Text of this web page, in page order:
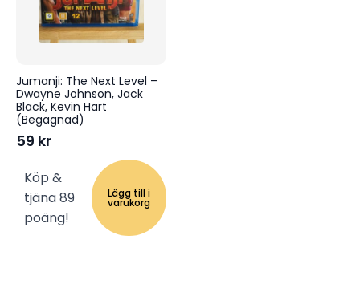
Jumanji: The Next Level –
Dwayne Johnson, Jack
Black, Kevin Hart
(Begagnad)
59 kr
Köp &
tjäna 89
poäng!
Lägg till i
varukorg